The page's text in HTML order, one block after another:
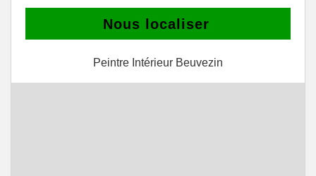
Nous localiser
Peintre Intérieur Beuvezin